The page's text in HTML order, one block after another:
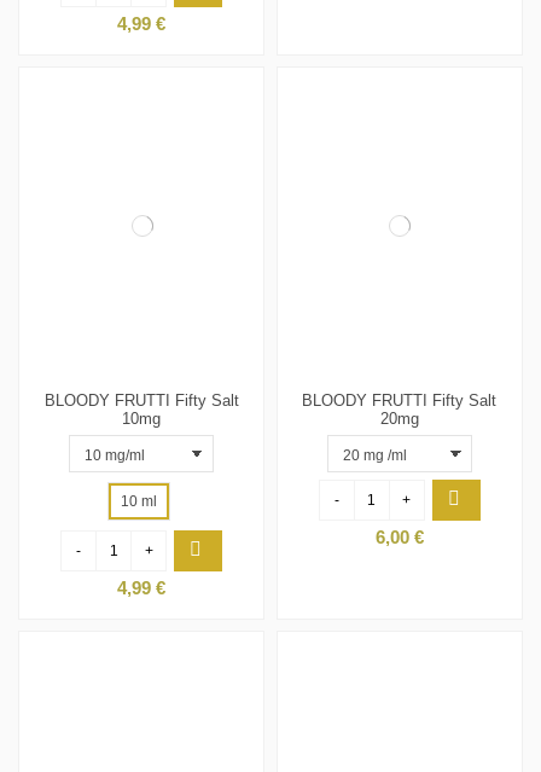
4,99 €
BLOODY FRUTTI Fifty Salt
10mg
10 ml
- +
4,99 €
BLOODY FRUTTI Fifty Salt
20mg
- +
6,00 €